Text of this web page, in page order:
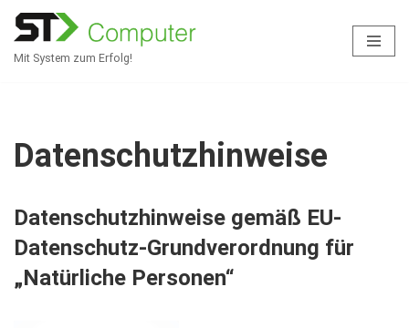
Mit System zum Erfolg!
Datenschutzhinweise
Datenschutzhinweise gemäß EU-
Datenschutz-Grundverordnung für
„Natürliche Personen“